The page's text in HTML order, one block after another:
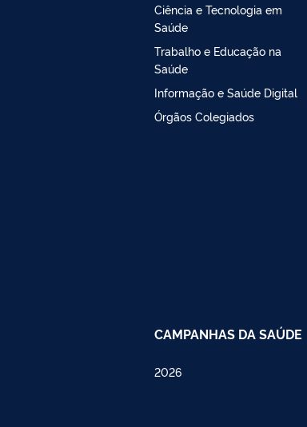
Ciência e Tecnologia em
Saúde
Trabalho e Educação na
Saúde
Informação e Saúde Digital
Órgãos Colegiados
CAMPANHAS DA SAÚDE
2026